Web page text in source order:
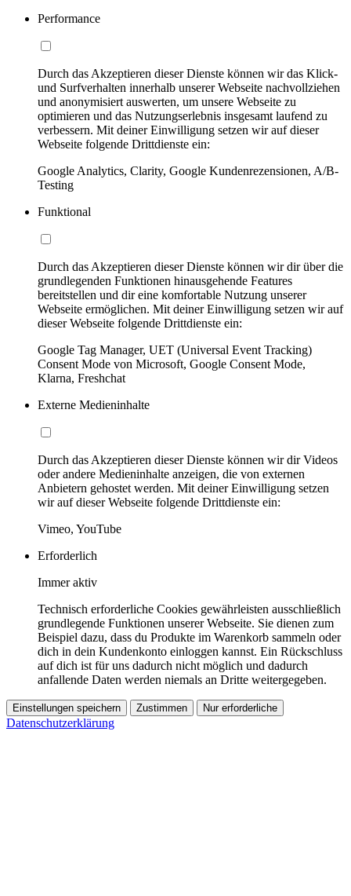
Performance
Durch das Akzeptieren dieser Dienste können wir das Klick-
und Surfverhalten innerhalb unserer Webseite nachvollziehen
und anonymisiert auswerten, um unsere Webseite zu
optimieren und das Nutzungserlebnis insgesamt laufend zu
verbessern. Mit deiner Einwilligung setzen wir auf dieser
Webseite folgende Drittdienste ein:
Google Analytics, Clarity, Google Kundenrezensionen, A/B-
Testing
Funktional
Durch das Akzeptieren dieser Dienste können wir dir über die
grundlegenden Funktionen hinausgehende Features
bereitstellen und dir eine komfortable Nutzung unserer
Webseite ermöglichen. Mit deiner Einwilligung setzen wir auf
dieser Webseite folgende Drittdienste ein:
Google Tag Manager, UET (Universal Event Tracking)
Consent Mode von Microsoft, Google Consent Mode,
Klarna, Freshchat
Externe Medieninhalte
Durch das Akzeptieren dieser Dienste können wir dir Videos
oder andere Medieninhalte anzeigen, die von externen
Anbietern gehostet werden. Mit deiner Einwilligung setzen
wir auf dieser Webseite folgende Drittdienste ein:
Vimeo, YouTube
Erforderlich
Immer aktiv
Technisch erforderliche Cookies gewährleisten ausschließlich
grundlegende Funktionen unserer Webseite. Sie dienen zum
Beispiel dazu, dass du Produkte im Warenkorb sammeln oder
dich in dein Kundenkonto einloggen kannst. Ein Rückschluss
auf dich ist für uns dadurch nicht möglich und dadurch
anfallende Daten werden niemals an Dritte weitergegeben.
Einstellungen speichern Zustimmen Nur erforderliche
Datenschutzerklärung